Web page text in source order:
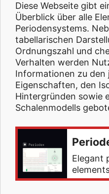
Diese Webseite gibt
Überblick über alle
Periodensystems.
tabellarischen
Ordnungszahl und
Verhalten werden
Informationen zu den
Eigenschaften, den
Hintergründen sowie
Schalenmodells
Elegant